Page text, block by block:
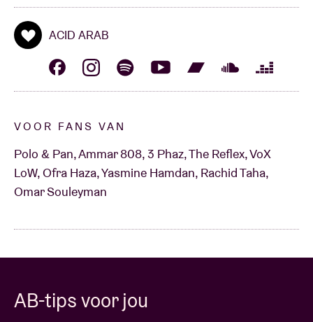
ACID ARAB
VOOR FANS VAN
Polo & Pan, Ammar 808, 3 Phaz, The Reflex, VoX
LoW, Ofra Haza, Yasmine Hamdan, Rachid Taha,
Omar Souleyman
AB-tips voor jou